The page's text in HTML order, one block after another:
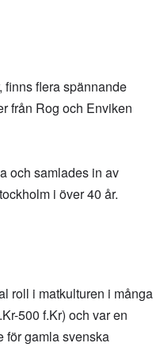
finns flera spännande
från Rog och Enviken
och samlades in av
i över 40 år.
roll i matkulturen i många
500 f.Kr) och var en
för gamla svenska